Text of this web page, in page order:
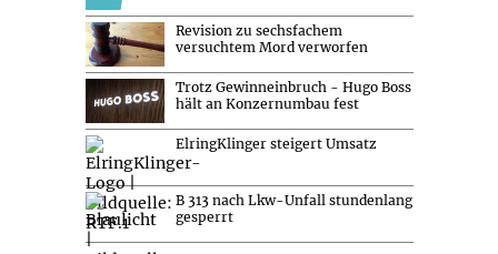
Revision zu sechsfachem
versuchtem Mord verworfen
Trotz Gewinneinbruch - Hugo Boss
hält an Konzernumbau fest
ElringKlinger steigert Umsatz
B 313 nach Lkw-Unfall stundenlang
gesperrt